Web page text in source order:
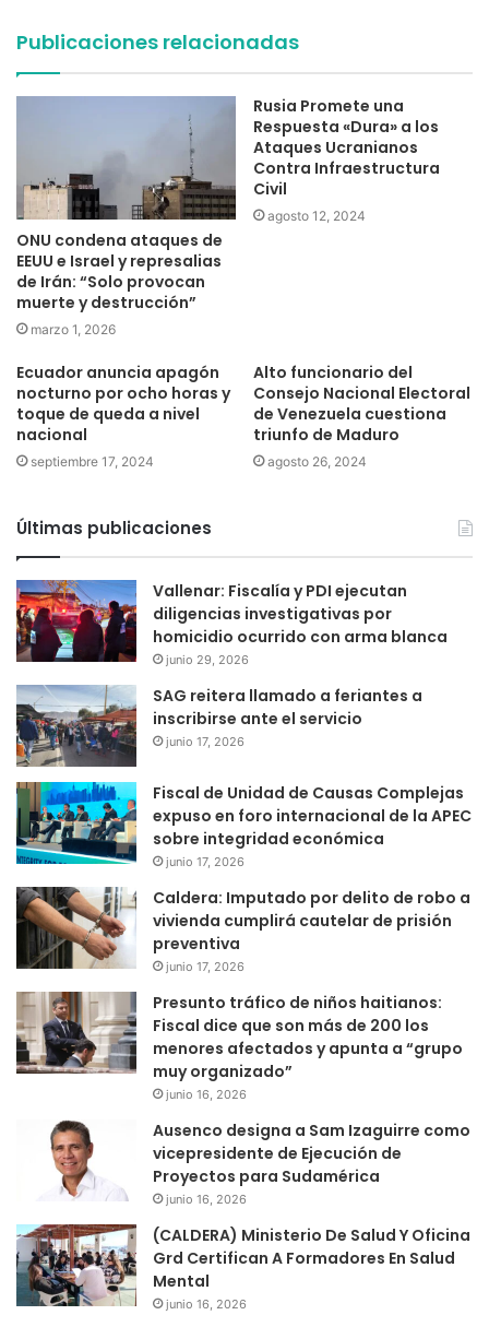
Publicaciones relacionadas
ONU condena ataques de
EEUU e Israel y represalias
de Irán: “Solo provocan
muerte y destrucción”
marzo 1, 2026
Rusia Promete una
Respuesta «Dura» a los
Ataques Ucranianos
Contra Infraestructura
Civil
agosto 12, 2024
Ecuador anuncia apagón
nocturno por ocho horas y
toque de queda a nivel
nacional
septiembre 17, 2024
Alto funcionario del
Consejo Nacional Electoral
de Venezuela cuestiona
triunfo de Maduro
agosto 26, 2024
Últimas publicaciones
Vallenar: Fiscalía y PDI ejecutan
diligencias investigativas por
homicidio ocurrido con arma blanca
junio 29, 2026
SAG reitera llamado a feriantes a
inscribirse ante el servicio
junio 17, 2026
Fiscal de Unidad de Causas Complejas
expuso en foro internacional de la APEC
sobre integridad económica
junio 17, 2026
Caldera: Imputado por delito de robo a
vivienda cumplirá cautelar de prisión
preventiva
junio 17, 2026
Presunto tráfico de niños haitianos:
Fiscal dice que son más de 200 los
menores afectados y apunta a “grupo
muy organizado”
junio 16, 2026
Ausenco designa a Sam Izaguirre como
vicepresidente de Ejecución de
Proyectos para Sudamérica
junio 16, 2026
(CALDERA) Ministerio De Salud Y Oficina
Grd Certifican A Formadores En Salud
Mental
junio 16, 2026